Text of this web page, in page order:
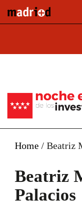
Home / Beatriz
Beatriz
Palacios